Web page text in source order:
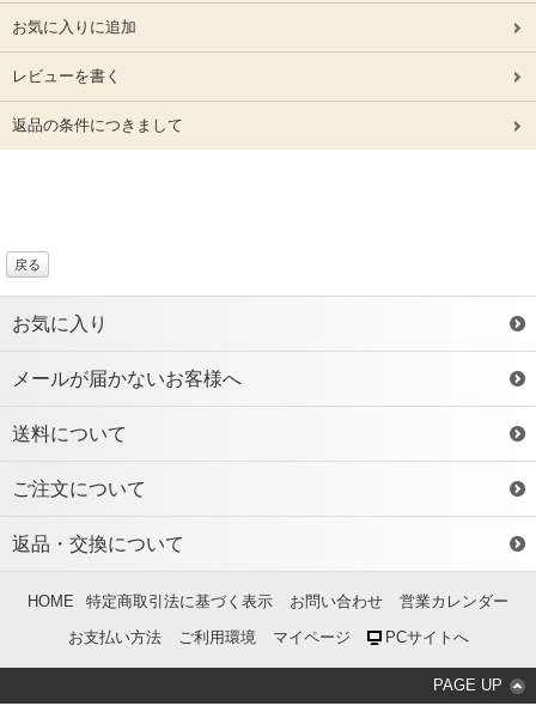
お気に入りに追加
レビューを書く
返品の条件につきまして
戻る
お気に入り
メールが届かないお客様へ
送料について
ご注文について
返品・交換について
HOME 特定商取引法に基づく表示 お問い合わせ
営業カレンダー
お支払い方法
ご利用環境 マイページ PCサイトへ
PAGE UP